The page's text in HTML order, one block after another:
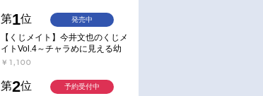
第1位
【くじメイト】今井文也のくじメ
イトVol.4～チャラめに見える幼
馴染、実は一途で独占欲が強いん
￥1,100
発売中
第2位 予約受付中